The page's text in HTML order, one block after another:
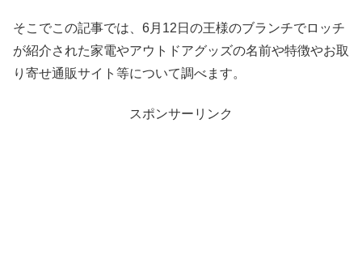
そこでこの記事では、6月12日の王様のブランチでロッチ
が紹介された家電やアウトドアグッズの名前や特徴やお取
り寄せ通販サイト等について調べます。
スポンサーリンク